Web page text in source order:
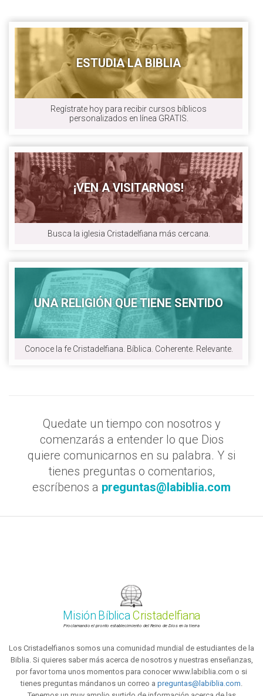
ESTUDIA LA BIBLIA
Regístrate hoy para recibir cursos bíblicos
personalizados en línea GRATIS.
¡VEN A VISITARNOS!
Busca la iglesia Cristadelfiana más cercana.
UNA RELIGIÓN QUE TIENE SENTIDO
Conoce la fe Cristadelfiana. Bíblica. Coherente. Relevante.
Quedate un tiempo con nosotros y
comenzarás a entender lo que Dios
quiere comunicarnos en su palabra. Y si
tienes preguntas o comentarios,
escríbenos a preguntas@labiblia.com
Misión BíblicaCristadelfiana
Proclamando el pronto establecimiento del Reino de Dios en la tierra
Los Cristadelfianos somos una comunidad mundial de estudiantes de la
Biblia. Si quieres saber más acerca de nosotros y nuestras enseñanzas,
por favor toma unos momentos para conocer www.labiblia.com o si
tienes preguntas mándanos un correo a preguntas@labiblia.com